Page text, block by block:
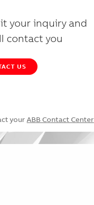
your inquiry and
contact you
US
your ABB Contact Center